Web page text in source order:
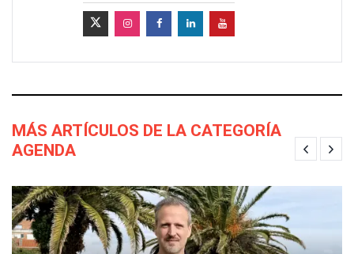
MÁS ARTÍCULOS DE LA CATEGORÍA
AGENDA